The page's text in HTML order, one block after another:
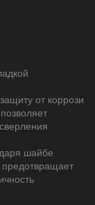
от коррози
шайбе